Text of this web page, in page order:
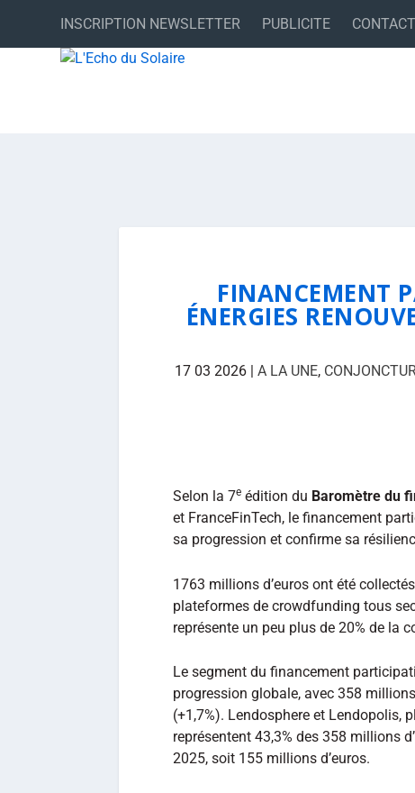
INSCRIPTION NEWSLETTER PUBLICITE CONTACT
FINANCEMENT
ÉNERGIES
17 03 2026 | A LA UNE,
Selon la 7e édition du Baromètre du
et FranceFinTech, le financement
sa progression et confirme sa
1763 millions d’euros ont été
plateformes de crowdfunding tous
représente un peu plus de 20% de la
Le segment du financement
progression globale, avec 358
(+1,7%). Lendosphere et Lendopolis,
représentent 43,3% des 358 millions
2025, soit 155 millions d’euros.